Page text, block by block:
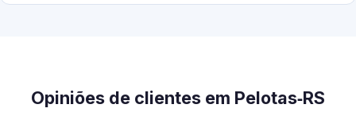
Opiniões de clientes em Pelotas‑RS